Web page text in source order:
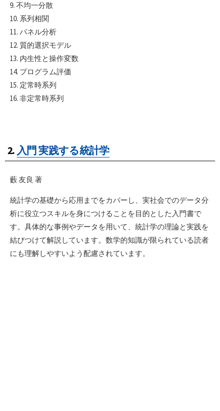
9. 不均一分散
10. 系列相関
11. パネル分析
12. 質的選択モデル
13. 内生性と操作変数
14. プログラム評価
15. 定常時系列
16. 非定常時系列
2. 入門 実践する統計学
藪 友良 著
統計学の基礎から応用までをカバーし、実社会でのデータ分
析に役立つスキルを身につけることを目的とした入門書で
す。具体的な事例やデータを用いて、統計学の理論と実践を
結びつけて解説しています。数学的知識が限られている読者
にも理解しやすいよう配慮されています。